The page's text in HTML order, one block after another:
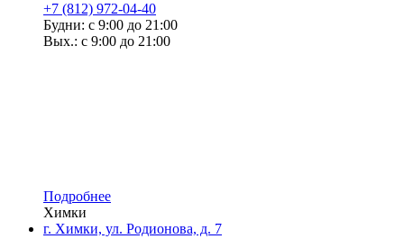
+7 (812) 972-04-40
Будни: с 9:00 до 21:00
Вых.: с 9:00 до 21:00
Подробнее
Химки
г. Химки, ул. Родионова, д. 7